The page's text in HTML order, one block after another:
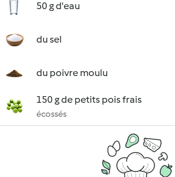
50 g d'eau
du sel
du poivre moulu
150 g de petits pois frais
écossés